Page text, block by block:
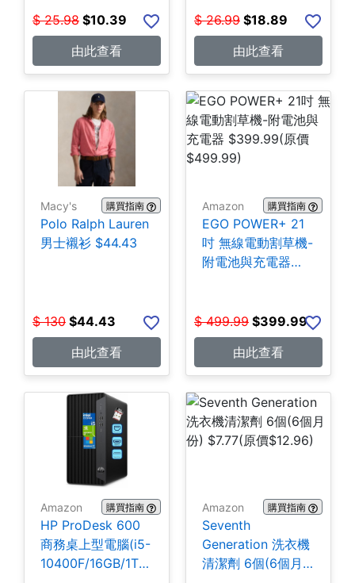
$ 25.98 $10.39
由此查看
$ 26.99 $18.89
由此查看
Macy's 購買指南
Polo Ralph Lauren
男士襯衫 $44.43
$ 130 $44.43
由此查看
Amazon 購買指南
EGO POWER+ 21
吋 無線電動割草機-
附電池與充電器
$ 499.99 $399.99
由此查看
Amazon 購買指南
HP ProDesk 600
商務桌上型電腦(i5-
10400F/16GB/1TB
Amazon 購買指南
Seventh
Generation 洗衣機
清潔劑 6個(6個月